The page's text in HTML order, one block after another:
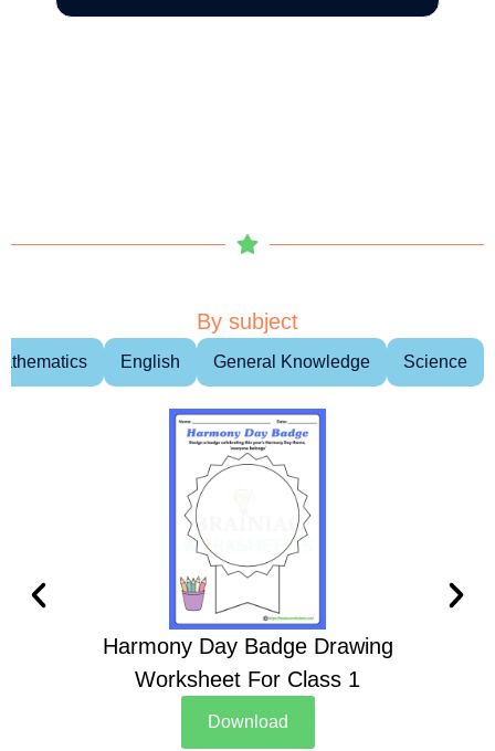
By subject
English General Knowledge Science
Harmony Day Badge Drawing
Worksheet For Class 1
Download